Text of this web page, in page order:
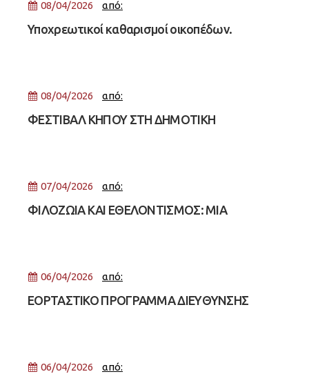
08/04/2026 από:
Υποχρεωτικοί καθαρισμοί οικοπέδων.
08/04/2026 από:
ΦΕΣΤΙΒΑΛ ΚΗΠΟΥ ΣΤΗ ΔΗΜΟΤΙΚΗ
07/04/2026 από:
ΦΙΛΟΖΩΙΑ ΚΑΙ ΕΘΕΛΟΝΤΙΣΜΟΣ: ΜΙΑ
06/04/2026 από:
ΕΟΡΤΑΣΤΙΚΟ ΠΡΟΓΡΑΜΜΑ ΔΙΕΥΘΥΝΣΗΣ
06/04/2026 από: